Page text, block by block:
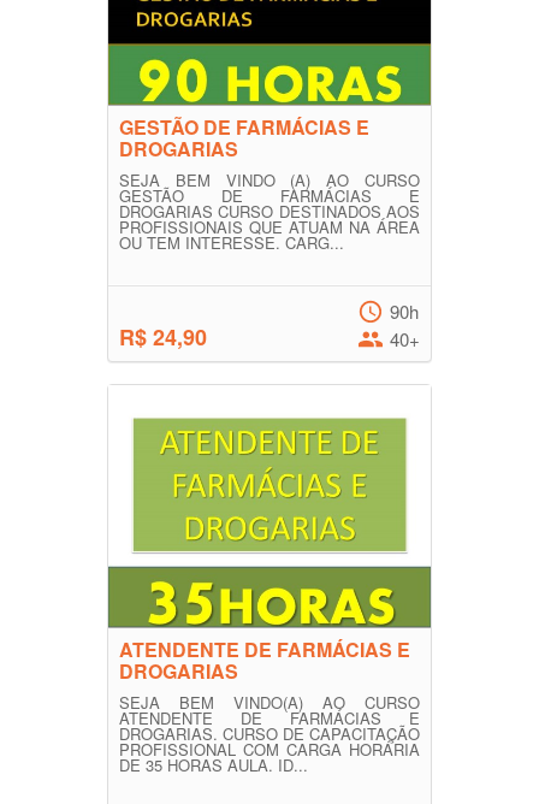
GESTÃO DE FARMÁCIAS E
DROGARIAS
SEJA BEM VINDO (A) AO CURSO
GESTÃO DE FARMÁCIAS E
DROGARIAS CURSO DESTINADOS AOS
PROFISSIONAIS QUE ATUAM NA ÁREA
OU TEM INTERESSE. CARG...
R$ 24,90
90h
40+
ATENDENTE DE FARMÁCIAS E
DROGARIAS
SEJA BEM VINDO(A) AO CURSO
ATENDENTE DE FARMÁCIAS E
DROGARIAS. CURSO DE CAPACITAÇÃO
PROFISSIONAL COM CARGA HORÁRIA
DE 35 HORAS AULA. ID...